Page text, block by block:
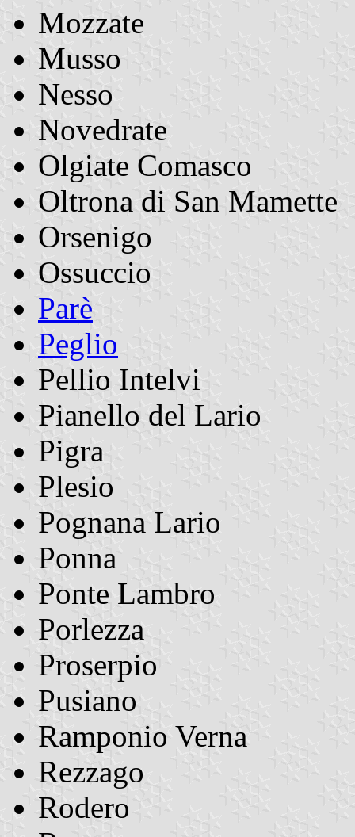
Mozzate
Musso
Nesso
Novedrate
Olgiate Comasco
Oltrona di San Mamette
Orsenigo
Ossuccio
Parè
Peglio
Pellio Intelvi
Pianello del Lario
Pigra
Plesio
Pognana Lario
Ponna
Ponte Lambro
Porlezza
Proserpio
Pusiano
Ramponio Verna
Rezzago
Rodero